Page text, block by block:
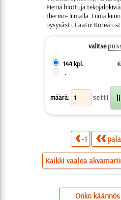
Pieniä hiottuja
thermo- liimalla. Liima
pysyvästi. Laatu: Korean
valitse
144 kpl.
.
määrä: setti
-1
Kaikki vaalea
Onko